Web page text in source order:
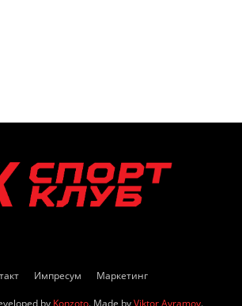
Импресум Маркетинг